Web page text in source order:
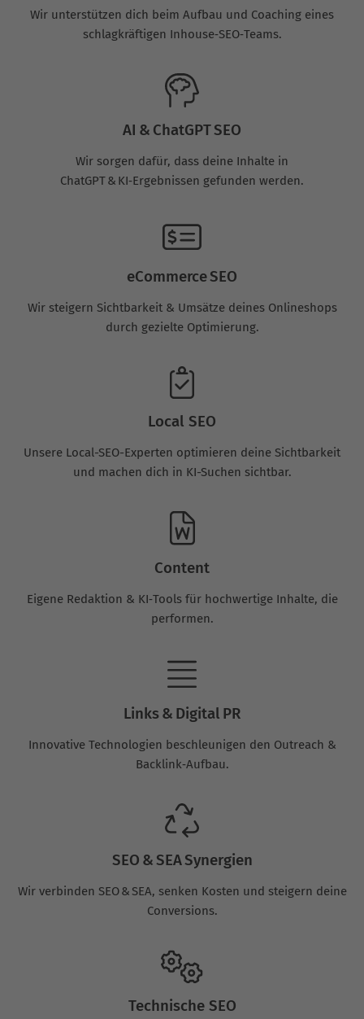
Wir unterstützen dich beim Aufbau und Coaching eines
schlagkräftigen Inhouse‑SEO‑Teams.
AI & ChatGPT SEO
Wir sorgen dafür, dass deine Inhalte in
ChatGPT & KI‑Ergebnissen gefunden werden.
eCommerce SEO
Wir steigern Sichtbarkeit & Umsätze deines Onlineshops
durch gezielte Optimierung.
Local SEO
Unsere Local-SEO-Experten optimieren deine Sichtbarkeit
und machen dich in KI-Suchen sichtbar.
Content
Eigene Redaktion & KI‑Tools für hochwertige Inhalte, die
performen.
Links & Digital PR
Innovative Technologien beschleunigen den Outreach &
Backlink‑Aufbau.
SEO & SEA Synergien
Wir verbinden SEO & SEA, senken Kosten und steigern deine
Conversions.
Technische SEO